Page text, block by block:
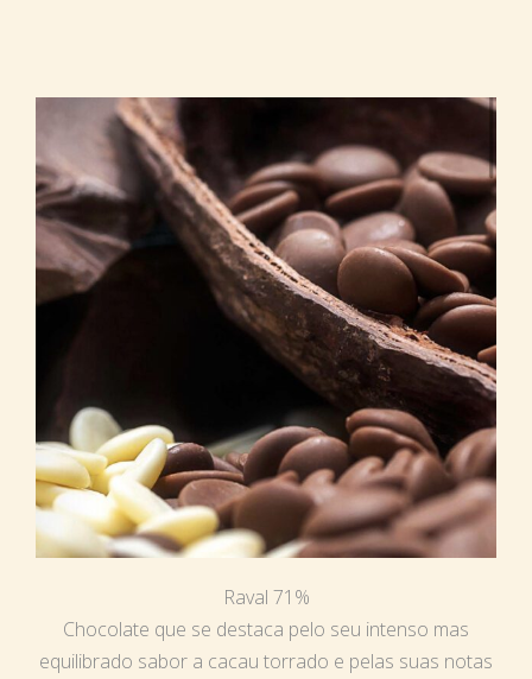
Raval 71%
Chocolate que se destaca pelo seu intenso mas
equilibrado sabor a cacau torrado e pelas suas notas